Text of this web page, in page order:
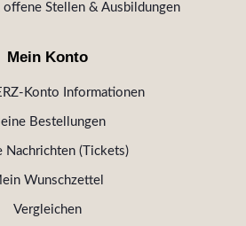
offene Stellen & Ausbildungen
Mein Konto
Konto Informationen
Bestellungen
Nachrichten (Tickets)
Wunschzettel
Vergleichen